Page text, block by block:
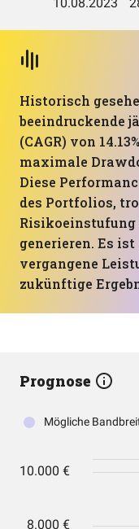
Historisch
beeindruckende
(CAGR) von
maximale
Diese
des Portfolios,
generieren. Es
vergangene
zukünftige
Prognose